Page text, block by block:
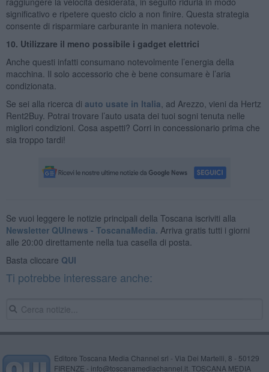
significativo e ripetere questo ciclo a non finire. Questa strategia
consente di risparmiare carburante in maniera notevole.
10. Utilizzare il meno possibile i gadget elettrici
Anche questi infatti consumano notevolmente l’energia della
macchina. Il solo accessorio che è bene consumare è l’aria
condizionata.
Se sei alla ricerca di auto usate in Italia , ad Arezzo, vieni da Hertz
Rent2Buy. Potrai trovare l’auto usata dei tuoi sogni tenuta nelle
migliori condizioni. Cosa aspetti? Corri in concessionario prima che
sia troppo tardi!
Se vuoi leggere le notizie principali della Toscana iscriviti alla
Newsletter QUInews - ToscanaMedia. Arriva gratis tutti i giorni
alle 20:00 direttamente nella tua casella di posta.
Basta cliccare QUI
Ti potrebbe interessare anche:
Editore Toscana Media Channel srl - Via Dei Martelli, 8 - 50129
FIRENZE - info@toscanamediachannel.it. TOSCANA MEDIA